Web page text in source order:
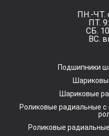
ПН.-ЧТ.
ПТ.
СБ.
ВС.
Подшипники
Шариковые
Роликовые радиальные
Роликовые